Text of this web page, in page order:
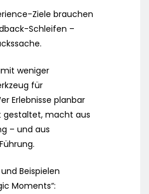
Ziele brauchen
Schleifen –
weniger
für
Erlebnisse planbar
gestaltet, macht aus
– und aus
Beispielen
Moments“: